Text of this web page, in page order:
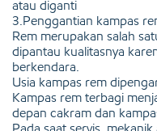
atau diganti
3.Penggantian kampas
Rem merupakan salah
dipantau kualitasnya
berkendara.
Usia kampas rem
Kampas rem terbagi
depan cakram dan
Pada saat servis,